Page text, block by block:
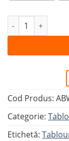
Cantitate Tablou
Cod Produs:
Categorie:
Etichetă: